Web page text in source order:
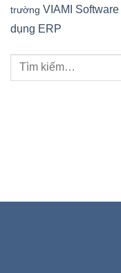
trường VIAMI Software
dụng ERP